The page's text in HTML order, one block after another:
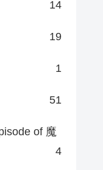
14
19
1
51
of 魔
4